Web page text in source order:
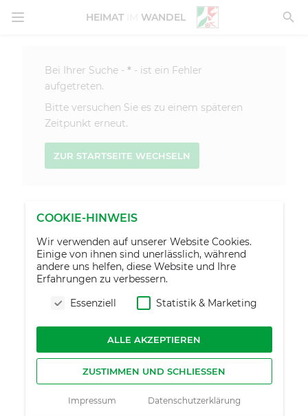
MENÜ ÖFFNENHEIMAT WANDEL
Bei Ihrer Suche - * - ist ein Fehler
aufgetreten.
Bitte versuchen Sie es zu einem späteren
Zeitpunkt erneut.
ZUR STARTSEITE WECHSELN
COOKIE-HINWEIS
Wir verwenden auf unserer Website Cookies.
Einige von ihnen sind unerlässlich, während
andere uns helfen, diese Website und Ihre
Erfahrungen zu verbessern.
Essenziell
Statistik & Marketing
ALLE AKZEPTIEREN
ZUSTIMMEN UND SCHLIESSEN
Impressum Datenschutzerklärung